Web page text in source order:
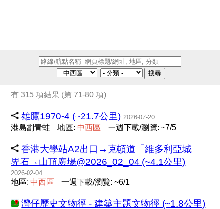
搜尋
有 315 項結果 (第 71-80 項)
雄鷹1970-4 (~21.7公里) 2026-07-20
港島劏青蛙 地區: 中西區 一週下載/瀏覽: ~7/5
香港大學站A2出口→克頓道「維多利亞城」
界石→山頂廣場@2026_02_04 (~4.1公里)
2026-02-04
地區: 中西區 一週下載/瀏覽: ~6/1
灣仔歷史文物徑 - 建築主題文物徑 (~1.8公里)